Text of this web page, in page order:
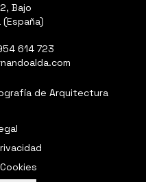
Bajo
(España)
614 723
de Arquitectura